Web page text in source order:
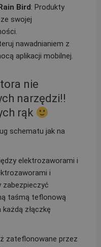
Bird : Produkty
swojej
nawadnianiem z
aplikacji mobilnej.
nie
narzędzi!!
rąk
schematu jak na
elektrozaworami i
i
zabezpieczyć
taśmą teflonową
złączkę
zateflonowane przez